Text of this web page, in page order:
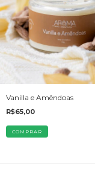
Vanilla e Amêndoas
R$65,00